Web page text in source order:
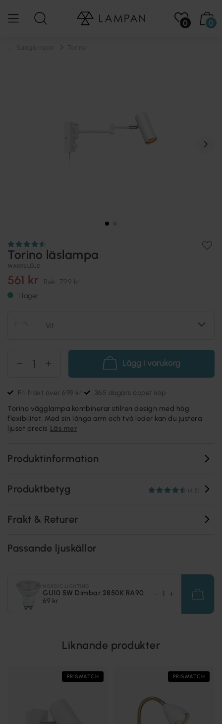
0 0
Torino läslampa
MARKSLÖJD
561 kr Rek. 799 kr
I lager
Vit
Lägg i varukorg
Fri frakt över 699 kr 365 dagars öppet köp
Torino vägglampa kombinerar stilren design med hög
flexibilitet. Med sin långa arm och två leder kan du justera
ljuset precis Läs mer
Produktinformation
Produktbetyg (4.2)
Frakt & Returer
Passande ljuskällor
GU10 5W Dimbar 2850K RA90
69 kr
Liknande produkter
PRISMATCH PRISMATCH